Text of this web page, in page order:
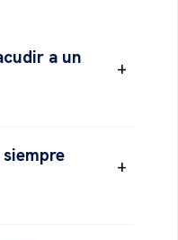
a un
+
+